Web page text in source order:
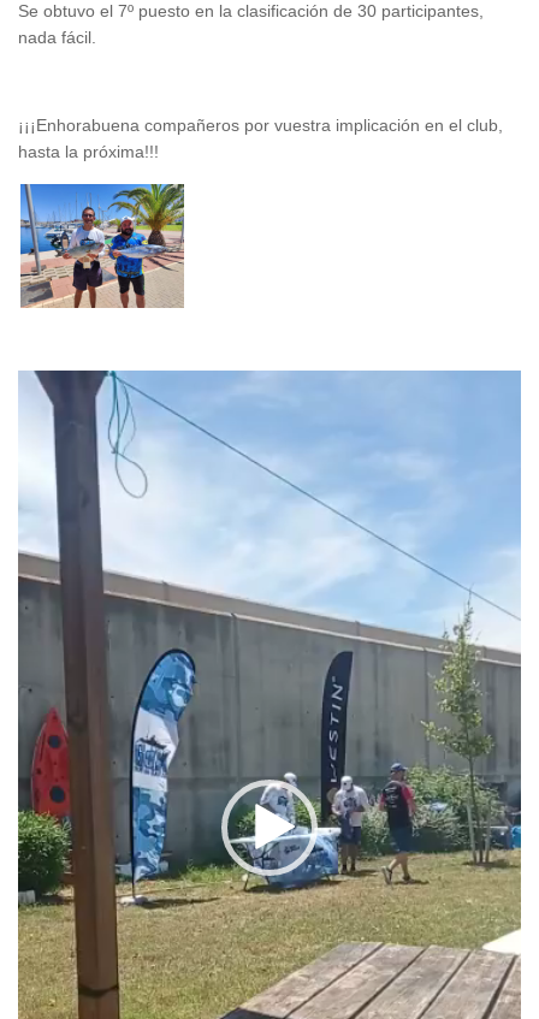
Se obtuvo el 7º puesto en la clasificación de 30 participantes,
nada fácil.
¡¡¡Enhorabuena compañeros por vuestra implicación en el club,
hasta la próxima!!!
Reproductor
vídeo